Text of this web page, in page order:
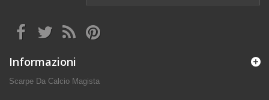
Informazioni
Scarpe Da Calcio Magista